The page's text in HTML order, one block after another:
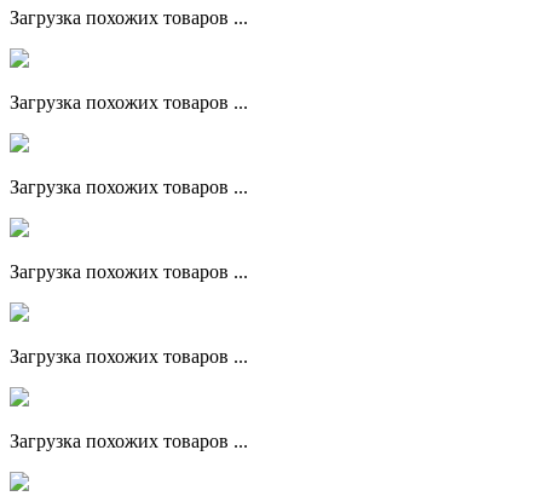
Загрузка похожих товаров ...
Загрузка похожих товаров ...
Загрузка похожих товаров ...
Загрузка похожих товаров ...
Загрузка похожих товаров ...
Загрузка похожих товаров ...